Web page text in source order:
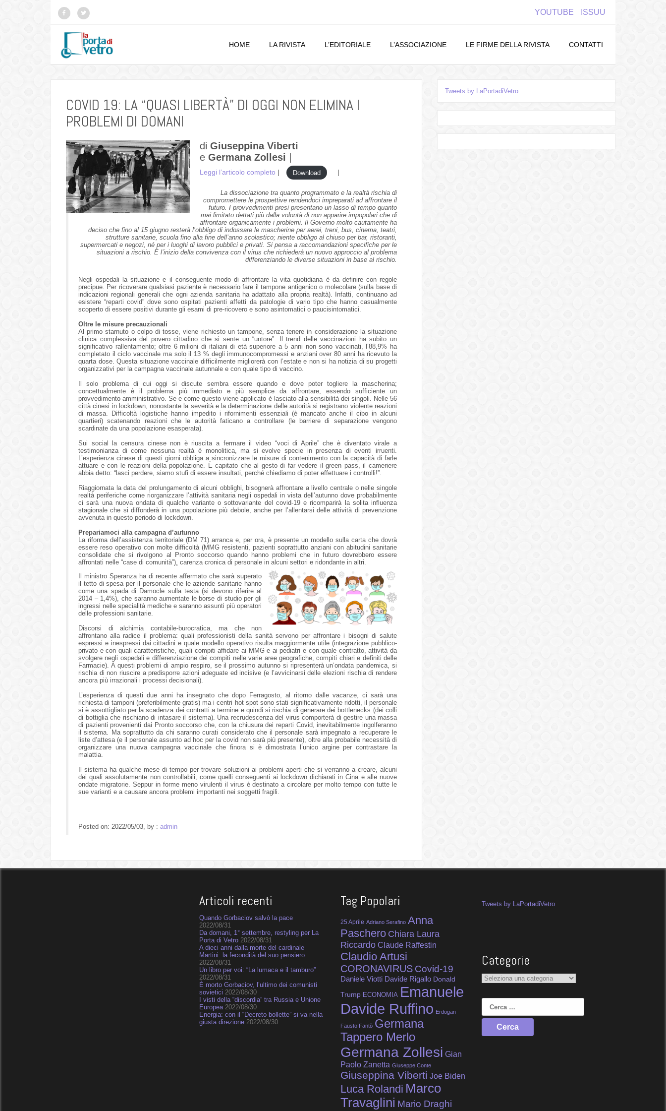
YOUTUBE ISSUU
HOME LA RIVISTA L’EDITORIALE L’ASSOCIAZIONE LE FIRME DELLA RIVISTA CONTATTI
COVID 19: LA “QUASI LIBERTÀ” DI OGGI NON ELIMINA I
PROBLEMI DI DOMANI
di Giuseppina Viberti
e Germana Zollesi
Leggi l’articolo completo | Download |
La dissociazione tra quanto programmato e la realtà rischia di
compromettere le prospettive rendendoci impreparati ad affrontare il
futuro. I provvedimenti presi presentano un lasso di tempo quanto
mai limitato dettati più dalla volontà di non apparire impopolari che di
affrontare organicamente i problemi. Il Governo molto cautamente ha
deciso che fino al 15 giugno resterà l’obbligo di indossare le mascherine per aerei, treni, bus, cinema, teatri,
strutture sanitarie, scuola fino alla fine dell’anno scolastico; niente obbligo al chiuso per bar, ristoranti,
supermercati e negozi, né per i luoghi di lavoro pubblici e privati. Si pensa a raccomandazioni specifiche per le
situazioni a rischio. È l’inizio della convivenza con il virus che richiederà un nuovo approccio al problema
differenziando le diverse situazioni in base al rischio.
Negli ospedali la situazione e il conseguente modo di affrontare la vita quotidiana è da definire con regole
precipue. Per ricoverare qualsiasi paziente è necessario fare il tampone antigenico o molecolare (sulla base di
indicazioni regionali generali che ogni azienda sanitaria ha adattato alla propria realtà). Infatti, continuano ad
esistere “reparti covid” dove sono ospitati pazienti affetti da patologie di vario tipo che hanno casualmente
scoperto di essere positivi durante gli esami di pre-ricovero e sono asintomatici o paucisintomatici.
Oltre le misure precauzionali
Al primo starnuto o colpo di tosse, viene richiesto un tampone, senza tenere in considerazione la situazione
clinica complessiva del povero cittadino che si sente un “untore”. Il trend delle vaccinazioni ha subito un
significativo rallentamento; oltre 6 milioni di italiani di età superiore a 5 anni non sono vaccinati, l’88,9% ha
completato il ciclo vaccinale ma solo il 13 % degli immunocompromessi e anziani over 80 anni ha ricevuto la
quarta dose. Questa situazione vaccinale difficilmente migliorerà con l’estate e non si ha notizia di su progetti
organizzativi per la campagna vaccinale autunnale e con quale tipo di vaccino.
Il solo problema di cui oggi si discute sembra essere quando e dove poter togliere la mascherina;
concettualmente è il problema più immediato e più semplice da affrontare, essendo sufficiente un
provvedimento amministrativo. Se e come questo viene applicato è lasciato alla sensibilità dei singoli. Nelle 56
città cinesi in lockdown, nonostante la severità e la determinazione delle autorità si registrano violente reazioni
di massa. Difficoltà logistiche hanno impedito i rifornimenti essenziali (è mancato anche il cibo in alcuni
quartieri) scatenando reazioni che le autorità faticano a controllare (le barriere di separazione vengono
scardinate da una popolazione esasperata).
Sui social la censura cinese non è riuscita a fermare il video “voci di Aprile” che è diventato virale a
testimonianza di come nessuna realtà è monolitica, ma si evolve specie in presenza di eventi irruenti.
L’esperienza cinese di questi giorni obbliga a sincronizzare le misure di contenimento con la capacità di farle
attuare e con le reazioni della popolazione. È capitato che al gesto di far vedere il green pass, il cameriere
abbia detto: “lasci perdere, siamo stufi di essere insultati, perché chiediamo di poter effettuare i controlli!”.
Riaggiornata la data del prolungamento di alcuni obblighi, bisognerà affrontare a livello centrale o nelle singole
realtà periferiche come riorganizzare l’attività sanitaria negli ospedali in vista dell’autunno dove probabilmente
ci sarà una nuova ondata di qualche variante o sottovariante del covid-19 e ricomparirà la solita influenza
stagionale che si diffonderà in una popolazione più debole, anche per l’allentarsi delle attività di prevenzione
avvenuta in questo periodo di lockdown.
Prepariamoci alla campagna d’autunno
La riforma dell’assistenza territoriale (DM 71) arranca e, per ora, è presente un modello sulla carta che dovrà
essere reso operativo con molte difficoltà (MMG resistenti, pazienti soprattutto anziani con abitudini sanitarie
consolidate che si rivolgono al Pronto soccorso quando hanno problemi che in futuro dovrebbero essere
affrontati nelle “case di comunità”)¸ carenza cronica di personale in alcuni settori e ridondante in altri.
Il ministro Speranza ha di recente affermato che sarà superato
il tetto di spesa per il personale che le aziende sanitarie hanno
come una spada di Damocle sulla testa (si devono riferire al
2014 – 1,4%), che saranno aumentate le borse di studio per gli
ingressi nelle specialità mediche e saranno assunti più operatori
delle professioni sanitarie.
Discorsi di alchimia contabile-burocratica, ma che non
affrontano alla radice il problema: quali professionisti della sanità servono per affrontare i bisogni di salute
espressi e inespressi dai cittadini e quale modello operativo risulta maggiormente utile (integrazione pubblico-
privato e con quali caratteristiche, quali compiti affidare ai MMG e ai pediatri e con quale contratto, attività da
svolgere negli ospedali e differenziazione dei compiti nelle varie aree geografiche, compiti chiari e definiti delle
Farmacie). A questi problemi di ampio respiro, se il prossimo autunno si ripresenterà un’ondata pandemica, si
rischia di non riuscire a predisporre azioni adeguate ed incisive (e l’avvicinarsi delle elezioni rischia di rendere
ancora più irrazionali i processi decisionali).
L’esperienza di questi due anni ha insegnato che dopo Ferragosto, al ritorno dalle vacanze, ci sarà una
richiesta di tamponi (preferibilmente gratis) ma i centri hot spot sono stati significativamente ridotti, il personale
si è assottigliato per la scadenza dei contratti a termine e quindi si rischia di generare dei bottlenecks (dei colli
di bottiglia che rischiano di intasare il sistema). Una recrudescenza del virus comporterà di gestire una massa
di pazienti provenienti dai Pronto soccorso che, con la chiusura dei reparti Covid, inevitabilmente ingolferanno
il sistema. Ma soprattutto da chi saranno curati considerato che il personale sarà impegnato a recuperare le
liste d’attesa (e il personale assunto ad hoc per la covid non sarà più presente), oltre alla probabile necessità di
organizzare una nuova campagna vaccinale che finora si è dimostrata l’unico argine per contrastare la
malattia.
Il sistema ha qualche mese di tempo per trovare soluzioni ai problemi aperti che si verranno a creare, alcuni
dei quali assolutamente non controllabili, come quelli conseguenti ai lockdown dichiarati in Cina e alle nuove
ondate migratorie. Seppur in forme meno virulenti il virus è destinato a circolare per molto tempo con tutte le
sue varianti e a causare ancora problemi importanti nei soggetti fragili.
Posted on: 2022/05/03, by : admin
Tweets by LaPortadiVetro
Articoli recenti
Quando Gorbaciov salvò la pace
2022/08/31
Da domani, 1° settembre, restyling per La
Porta di Vetro 2022/08/31
A dieci anni dalla morte del cardinale
Martini: la fecondità del suo pensiero
2022/08/31
Un libro per voi: “La lumaca e il tamburo”
2022/08/31
È morto Gorbaciov, l’ultimo dei comunisti
sovietici 2022/08/30
I visti della “discordia” tra Russia e Unione
Europea 2022/08/30
Energia: con il “Decreto bollette” si va nella
giusta direzione 2022/08/30
Tag Popolari
25 Aprile Adriano Serafino Anna
Paschero Chiara Laura
Riccardo Claude Raffestin
Claudio Artusi
CORONAVIRUS Covid-19
Daniele Viotti Davide Rigallo Donald
Trump ECONOMIA Emanuele
Davide Ruffino Erdogan
Fausto Fantò Germana
Tappero Merlo
Germana Zollesi Gian
Paolo Zanetta Giuseppe Conte
Giuseppina Viberti Joe Biden
Luca Rolandi Marco
Travaglini Mario Draghi
Tweets by LaPortadiVetro
Categorie
Categorie
Ricerca
per: